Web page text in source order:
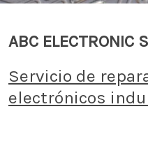
ABC ELECTRONIC
Servicio de
electrónicos